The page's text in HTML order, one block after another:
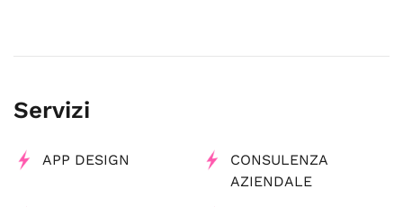
Servizi
APP DESIGN
CONSULENZA
AZIENDALE